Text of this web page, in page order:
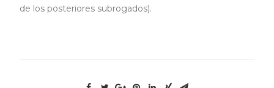
de los posteriores subrogados).